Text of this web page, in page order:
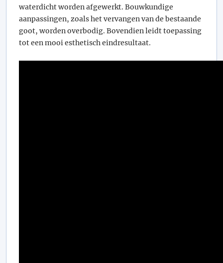
waterdicht worden afgewerkt. Bouwkundige
aanpassingen, zoals het vervangen van de bestaande
goot, worden overbodig. Bovendien leidt toepassing
tot een mooi esthetisch eindresultaat.